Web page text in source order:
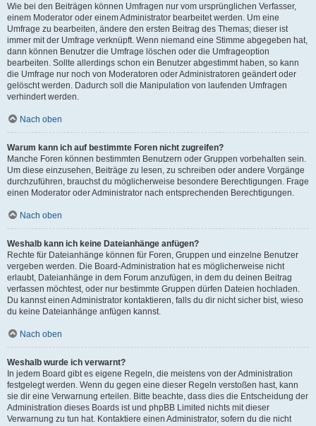
Wie bei den Beiträgen können Umfragen nur vom ursprünglichen Verfasser,
einem Moderator oder einem Administrator bearbeitet werden. Um eine
Umfrage zu bearbeiten, ändere den ersten Beitrag des Themas; dieser ist
immer mit der Umfrage verknüpft. Wenn niemand eine Stimme abgegeben hat,
dann können Benutzer die Umfrage löschen oder die Umfrageoption
bearbeiten. Sollte allerdings schon ein Benutzer abgestimmt haben, so kann
die Umfrage nur noch von Moderatoren oder Administratoren geändert oder
gelöscht werden. Dadurch soll die Manipulation von laufenden Umfragen
verhindert werden.
Nach oben
Warum kann ich auf bestimmte Foren nicht zugreifen?
Manche Foren können bestimmten Benutzern oder Gruppen vorbehalten sein.
Um diese einzusehen, Beiträge zu lesen, zu schreiben oder andere Vorgänge
durchzuführen, brauchst du möglicherweise besondere Berechtigungen. Frage
einen Moderator oder Administrator nach entsprechenden Berechtigungen.
Nach oben
Weshalb kann ich keine Dateianhänge anfügen?
Rechte für Dateianhänge können für Foren, Gruppen und einzelne Benutzer
vergeben werden. Die Board-Administration hat es möglicherweise nicht
erlaubt, Dateianhänge in dem Forum anzufügen, in dem du deinen Beitrag
verfassen möchtest, oder nur bestimmte Gruppen dürfen Dateien hochladen.
Du kannst einen Administrator kontaktieren, falls du dir nicht sicher bist, wieso
du keine Dateianhänge anfügen kannst.
Nach oben
Weshalb wurde ich verwarnt?
In jedem Board gibt es eigene Regeln, die meistens von der Administration
festgelegt werden. Wenn du gegen eine dieser Regeln verstoßen hast, kann
sie dir eine Verwarnung erteilen. Bitte beachte, dass dies die Entscheidung der
Administration dieses Boards ist und phpBB Limited nichts mit dieser
Verwarnung zu tun hat. Kontaktiere einen Administrator, sofern du die nicht